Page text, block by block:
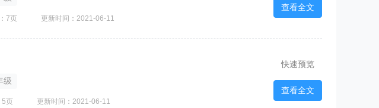
7页 更新时间：2021-06-11
查看全文
级
5页 更新时间：2021-06-11
快速预览
查看全文